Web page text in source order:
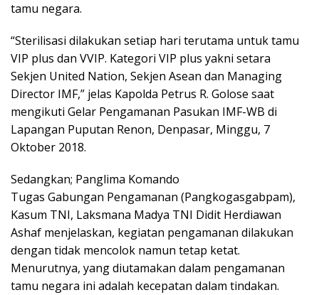
tamu negara.
“Sterilisasi dilakukan setiap hari terutama untuk tamu
VIP plus dan VVIP. Kategori VIP plus yakni setara
Sekjen United Nation, Sekjen Asean dan Managing
Director IMF,” jelas Kapolda Petrus R. Golose saat
mengikuti Gelar Pengamanan Pasukan IMF-WB di
Lapangan Puputan Renon, Denpasar, Minggu, 7
Oktober 2018.
Sedangkan; Panglima Komando
Tugas Gabungan Pengamanan (Pangkogasgabpam),
Kasum TNI, Laksmana Madya TNI Didit Herdiawan
Ashaf menjelaskan, kegiatan pengamanan dilakukan
dengan tidak mencolok namun tetap ketat.
Menurutnya, yang diutamakan dalam pengamanan
tamu negara ini adalah kecepatan dalam tindakan.